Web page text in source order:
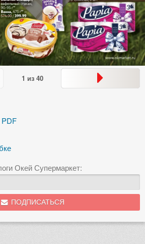
1 из 40
PDF
Окей Супермаркет:
ПОДПИСАТЬСЯ